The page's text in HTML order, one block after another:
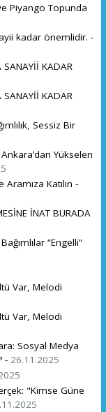
Piyango Topunda
kadar önemlidir. -
SANAYİİ KADAR
SANAYİİ KADAR
Sessiz Bir
Yükselen
Katılın -
İNAT BURADA
“Engelli”
Var, Melodi
Var, Melodi
Sosyal Medya
- 26.11.2025
"Kimse Güne